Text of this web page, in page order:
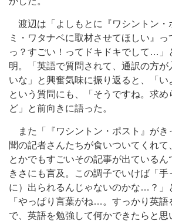
渡辺は「よしもとに『ワシントン・
ミ・ワタナベに取材させてほしい』っ
っ？すごい！ってドキドキでして…」
明。「英語で質問されて、通訳の方が
いな」と興奮気味に振り返ると、「い
という質問にも、「そうですね。求
ど」と前向きに語った。
また「『ワシントン・ポスト』がき
聞の記者さんたちが食いついてくれ
とかでもすごいその記事が出ている
きさにも言及。この調子でいけば「手
に）出られるんじゃないのかな…？」
「やっぱり言葉がね…。すっかり英
で、英語を勉強して何かできたらと思